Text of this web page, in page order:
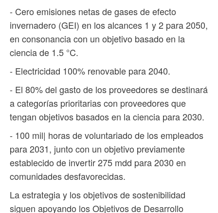
- Cero emisiones netas de gases de efecto
invernadero (GEI) en los alcances 1 y 2 para 2050,
en consonancia con un objetivo basado en la
ciencia de 1.5 °C.
- Electricidad 100% renovable para 2040.
- El 80% del gasto de los proveedores se destinará
a categorías prioritarias con proveedores que
tengan objetivos basados ​​en la ciencia para 2030.
- 100 mil| horas de voluntariado de los empleados
para 2031, junto con un objetivo previamente
establecido de invertir 275 mdd para 2030 en
comunidades desfavorecidas.
La estrategia y los objetivos de sostenibilidad
siguen apoyando los Objetivos de Desarrollo